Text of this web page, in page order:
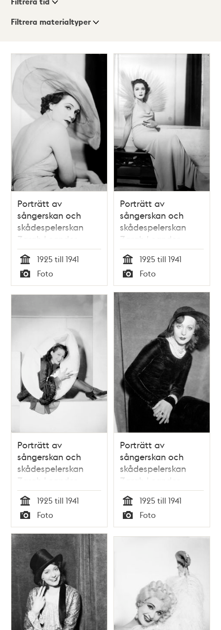
Visningsläge
Lista
Filtrera materialtyper
träffar
Porträtt av
sångerskan och
skådespelerskan
Zarah Leander
Tid
1925 till 1941
Typ
Foto
Porträtt av
sångerskan och
skådespelerskan
Zarah Leander
Tid
1925 till 1941
Typ
Foto
Porträtt av
sångerskan och
skådespelerskan
Zarah Leander
Tid
1925 till 1941
Typ
Foto
Porträtt av
sångerskan och
skådespelerskan
Zarah Leander
Tid
1925 till 1941
Typ
Foto